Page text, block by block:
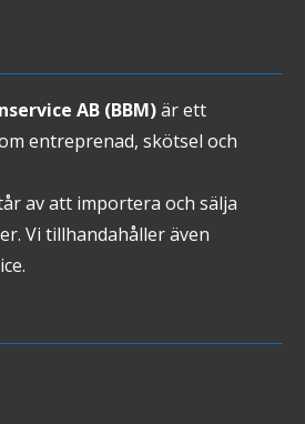
AB (BBM)är ett
entreprenad, skötsel och
av att importera och sälja
Vi tillhandahåller även